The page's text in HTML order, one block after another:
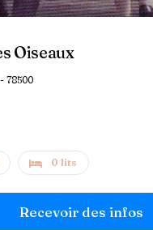
Oiseaux
78500
0 lits
Recevoir des infos